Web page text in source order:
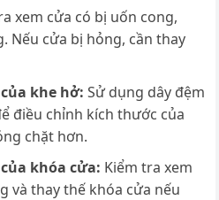
xem cửa có bị uốn cong,
Nếu cửa bị hỏng, cần thay
khe hở:Sử dụng dây đệm
điều chỉnh kích thước của
chặt hơn.
khóa cửa: Kiểm tra xem
và thay thế khóa cửa nếu